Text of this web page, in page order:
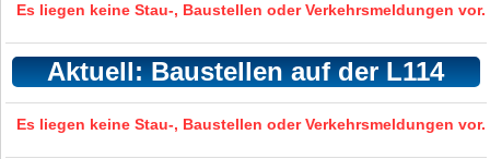
Es liegen keine Stau-, Baustellen oder Verkehrsmeldungen vor.
Aktuell: Baustellen auf der L114
Es liegen keine Stau-, Baustellen oder Verkehrsmeldungen vor.